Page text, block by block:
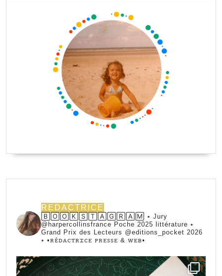
REDACTRICE
🄱🄾🄾🄺🅂🅃🄰🄶🅁🄰🄼 ⭑ Jury
@harpercollinsfrance Poche 2025 littérature ⭑
Grand Prix des Lecteurs @editions_pocket 2026
⭑ •ꭱꭼ́ꭰꭺꮯꭲꭱꮖꮯꭼ ꮲꭱꭼꮪꮪꭼ & ꮃꭼᏼ•